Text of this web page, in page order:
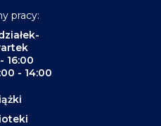
pracy:
16:00
- 14:00